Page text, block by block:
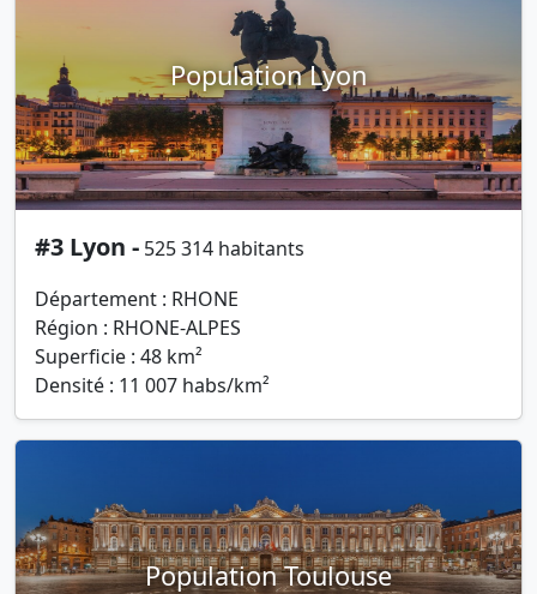
Population Lyon
#3 Lyon - 525 314 habitants
Département : RHONE
Région : RHONE-ALPES
Superficie : 48 km²
Densité : 11 007 habs/km²
Population Toulouse